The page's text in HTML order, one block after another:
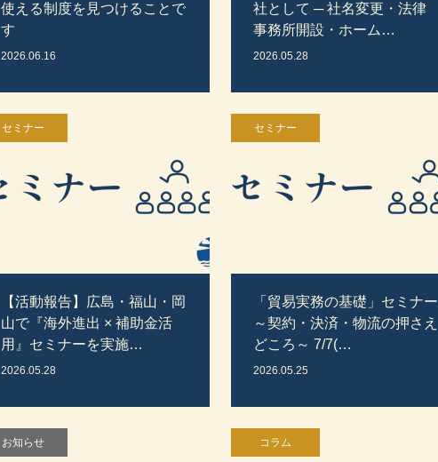
使える制度を見つけることで
す
2026.06.16
社として ─ 社名変更・法律
事務所開設・ホーム…
2026.05.28
セミナー
【活動報告】広島・福山・岡
山で『海外進出 × 補助金活
用』セミナーを実施…
2026.05.28
セミナー
「貿易実務の基礎」セミナー
～契約・決済・物流の押さえ
どころ～ 7/7(…
2026.05.25
お知らせ コラム